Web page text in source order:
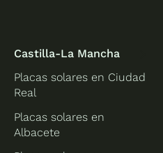
Castilla-La Mancha
Placas solares en Ciudad
Real
Placas solares en
Albacete